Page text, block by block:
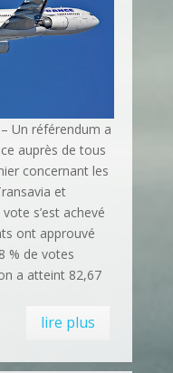
Un référendum a
auprès de tous
concernant les
et
s’est achevé
ont approuvé
% de votes
a atteint 82,67
lire plus